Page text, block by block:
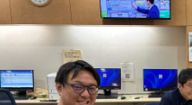
◆「真夏の全国ツアー2026
賀喜：大阪公演2日目の私
してみたんです。それがリ
お揃いだったんだね！ うれ